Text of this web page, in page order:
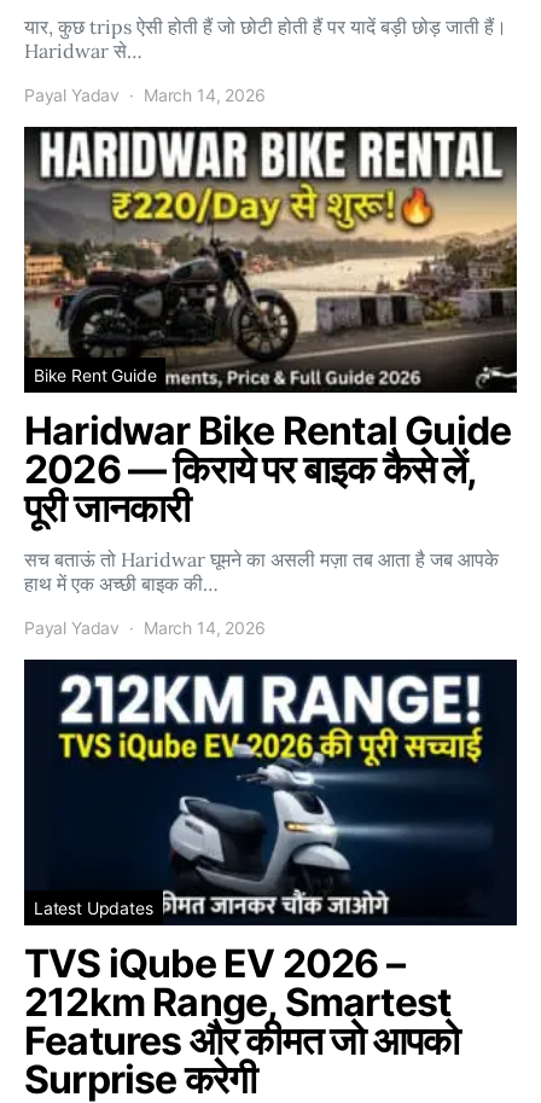
यार, कुछ trips ऐसी होती हैं जो छोटी होती हैं पर यादें बड़ी छोड़ जाती हैं।
Haridwar से…
Payal Yadav March 14, 2026
Bike Rent Guide
Haridwar Bike Rental Guide
2026 — किराये पर बाइक कैसे लें,
पूरी जानकारी
सच बताऊं तो Haridwar घूमने का असली मज़ा तब आता है जब आपके
हाथ में एक अच्छी बाइक की…
Payal Yadav March 14, 2026
Latest Updates
TVS iQube EV 2026 –
212km Range, Smartest
Features और कीमत जो आपको
Surprise करेगी